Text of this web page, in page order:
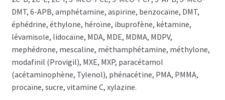
DMT, 6-APB, amphétamine, aspirine, benzocaïne, DMT,
éphédrine, éthylone, héroïne, ibuprofène, kétamine,
lévamisole, lidocaïne, MDA, MDE, MDMA, MDPV,
mephédrone, mescaline, méthamphétamine, méthylone,
modafinil (Provigil), MXE, MXP, paracétamol
(acétaminophène, Tylenol), phénacétine, PMA, PMMA,
procaïne, sucre, vitamine C, xylazine.